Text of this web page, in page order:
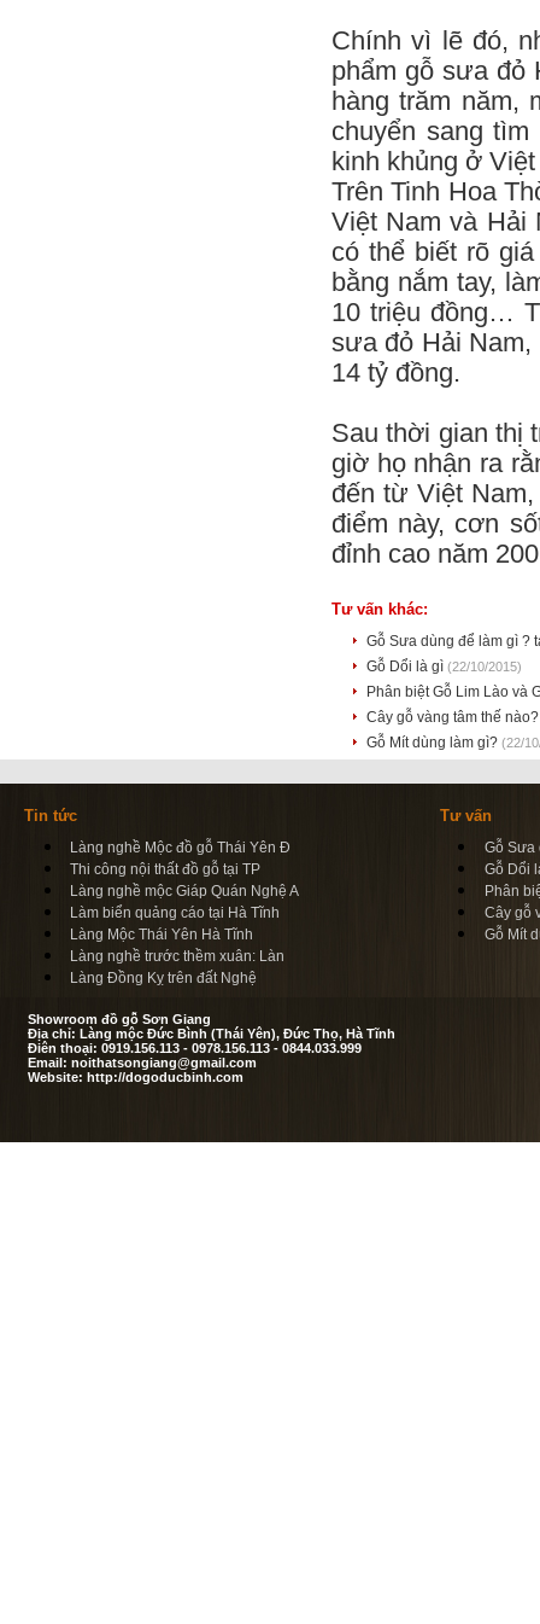
Chính vì lẽ đó,
phẩm gỗ sưa đỏ
hàng trăm năm,
chuyển sang
kinh khủng ở
Trên Tinh Hoa
Việt Nam và Hải
có thể biết rõ
bằng nắm tay,
10 triệu đồng…
sưa đỏ Hải
14 tỷ đồng.
Sau thời gian thị
giờ họ nhận ra
đến từ Việt
điểm này, cơn
đỉnh cao năm
Tư vấn khác:
Gỗ Sưa dùng để làm gì ?
Gỗ Dổi là gì (22/10/2015)
Phân biệt Gỗ Lim Lào và
Cây gỗ vàng tâm thế
Gỗ Mít dùng làm gì? (22/
Tin tức
Làng nghề Mộc đồ gỗ Thái Yên Đ
Thi công nội thất đồ gỗ tại TP
Làng nghề mộc Giáp Quán Nghệ A
Làm biển quảng cáo tại Hà Tĩnh
Làng Mộc Thái Yên Hà Tĩnh
Làng nghề trước thềm xuân: Làn
Làng Đồng Kỵ trên đất Nghệ
Tư vấn
Gỗ Sưa
Gỗ Dổi
Phân
Cây gỗ
Gỗ Mít
Showroom đồ gỗ Sơn Giang
Địa chỉ: Làng mộc Đức Bình (Thái Yên), Đức Thọ, Hà Tĩnh
Điên thoại: 0919.156.113 - 0978.156.113 - 0844.033.999
Email: noithatsongiang@gmail.com
Website: http://dogoducbinh.com